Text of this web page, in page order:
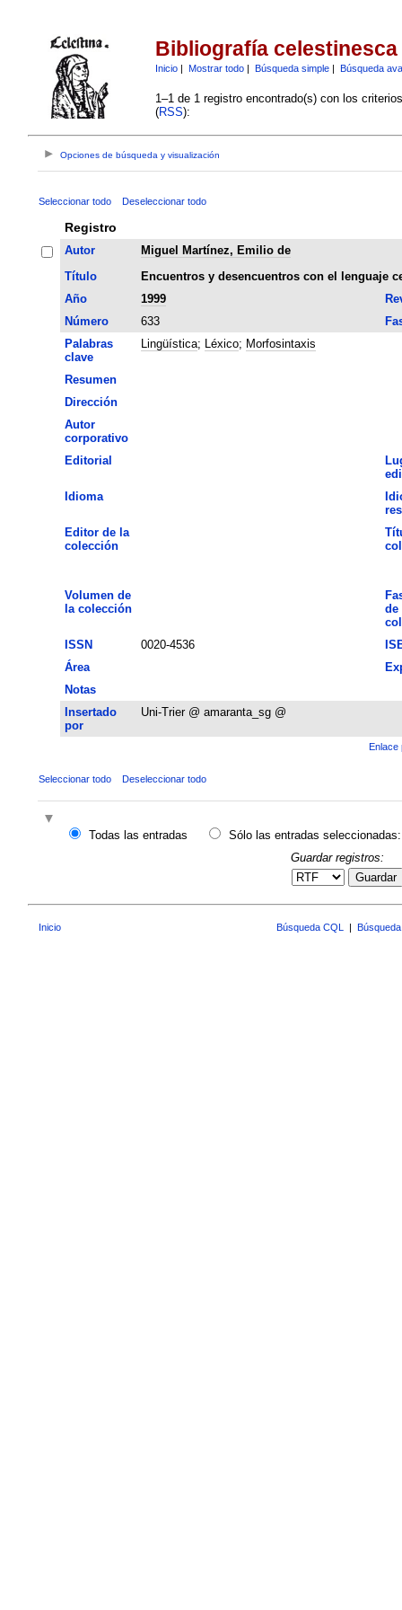
Bibliografía celestinesca
Inicio| Mostrar todo| Búsqueda simple| Búsqueda
1–1 de 1 registro encontrado(s) con los
(RSS):
Opciones de búsqueda y visualización
Seleccionar todo Deseleccionar todo
Registro
Autor
Miguel Martínez, Emilio de
Título
Encuentros y desencuentros con el lenguaje
Año
1999
Número
633
Palabras
clave
Lingüística; Léxico; Morfosintaxis
Resumen
Dirección
Autor
corporativo
Editorial
Idioma
Editor de la
colección
Volumen de
la colección
de
ISSN
0020-4536
Área
Notas
Insertado
por
Uni-Trier @ amaranta_sg @
Enlace
Seleccionar todo Deseleccionar todo
Todas las entradas
Sólo las entradas seleccionadas:
Guardar registros:
Guardar
Inicio Búsqueda CQL